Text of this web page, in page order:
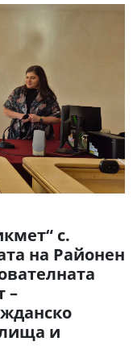
с.
на Районен
–
и